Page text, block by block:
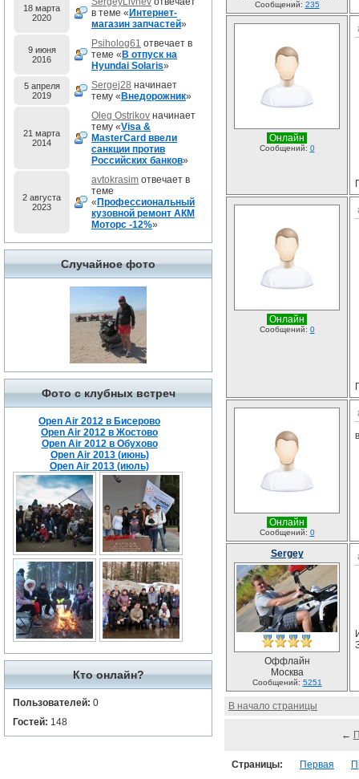
18 марта
2020
в теме « Интернет-
магазин запчастей»
9 июня
2016
Psiholog61 отвечает в
теме « В отпуск на
Hyundai Solaris»
5 апреля
2019
Sergej28 начинает
тему « Внедорожник»
21 марта
2014
Oleg Ostrikov начинает
тему «Visa &
MasterCard ввели
санкции против
Российских банков»
2 августа
2023
avtokrasim отвечает в
теме
« Профессиональный
кузовной ремонт АКМ
Моторс -12%»
Случайное фото
Фото с клубных встреч
Open Air 2012 в Бисерово
Open Air 2012 в Жостово
Open Air 2012 в Обухово
Open Air 2013 (июнь)
Open Air 2013 (июль)
Кто онлайн?
Пользователей: 0
Гостей: 148
Сообщений: 235
Онлайн
Сообщений: 0
Онлайн
Сообщений: 0
Онлайн
Сообщений: 0
Sergey
Оффлайн
Москва
Сообщений: 5251
В начало страницы
←
Страницы: Первая